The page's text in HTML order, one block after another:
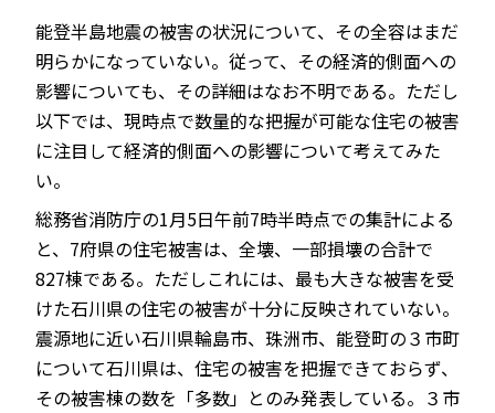
能登半島地震の被害の状況について、その全容はまだ
明らかになっていない。従って、その経済的側面への
影響についても、その詳細はなお不明である。ただし
以下では、現時点で数量的な把握が可能な住宅の被害
に注目して経済的側面への影響について考えてみた
い。
総務省消防庁の1月5日午前7時半時点での集計による
と、7府県の住宅被害は、全壊、一部損壊の合計で
827棟である。ただしこれには、最も大きな被害を受
けた石川県の住宅の被害が十分に反映されていない。
震源地に近い石川県輪島市、珠洲市、能登町の３市町
について石川県は、住宅の被害を把握できておらず、
その被害棟の数を「多数」とのみ発表している。３市